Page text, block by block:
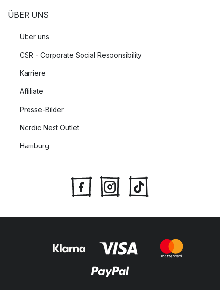
ÜBER UNS
Über uns
CSR - Corporate Social Responsibility
Karriere
Affiliate
Presse-Bilder
Nordic Nest Outlet
Hamburg